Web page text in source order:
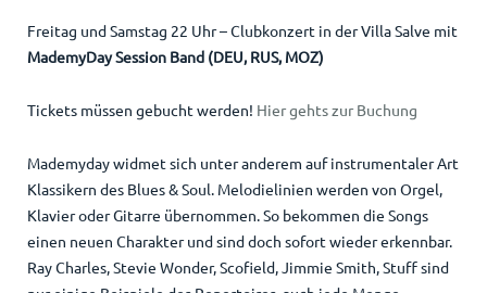
Freitag und Samstag 22 Uhr – Clubkonzert in der Villa Salve mit
MademyDay Session Band (DEU, RUS, MOZ)
Tickets müssen gebucht werden! Hier gehts zur Buchung
Mademyday widmet sich unter anderem auf instrumentaler Art
Klassikern des Blues & Soul. Melodielinien werden von Orgel,
Klavier oder Gitarre übernommen. So bekommen die Songs
einen neuen Charakter und sind doch sofort wieder erkennbar.
Ray Charles, Stevie Wonder, Scofield, Jimmie Smith, Stuff sind